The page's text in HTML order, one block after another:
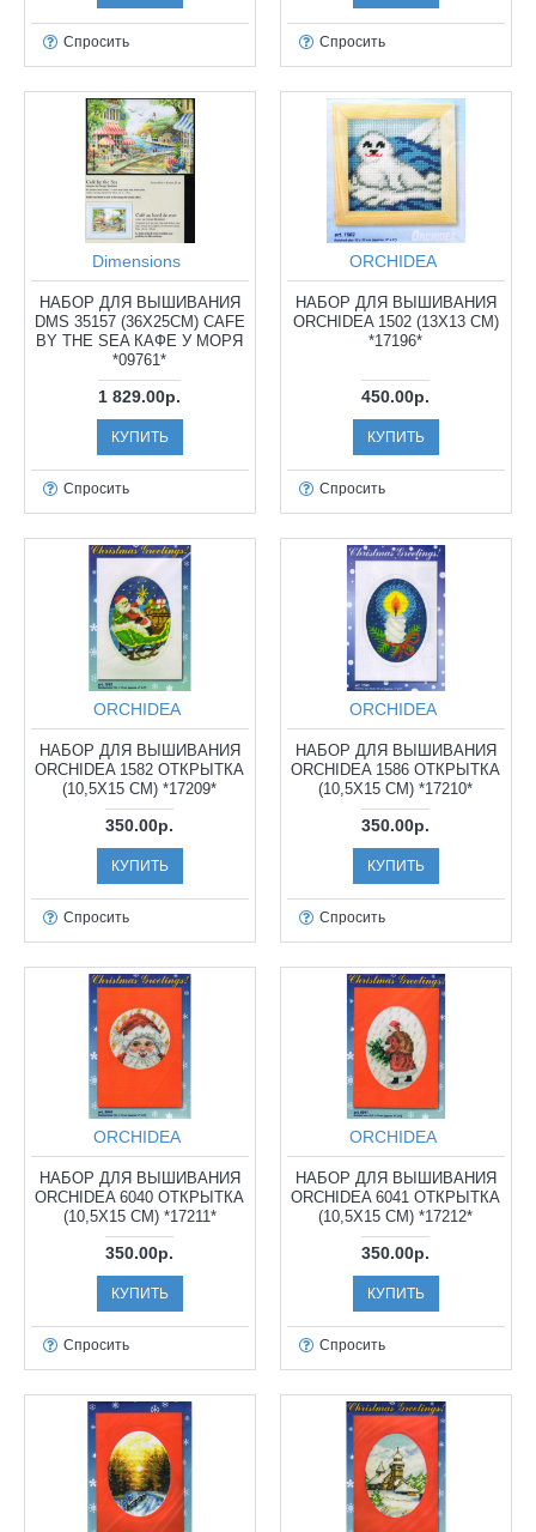
Спросить Спросить
Dimensions
НАБОР ДЛЯ ВЫШИВАНИЯ
DMS 35157 (36Х25СМ) CAFE
BY THE SEA КАФЕ У МОРЯ
*09761*
1 829.00р.
КУПИТЬ
Спросить
ORCHIDEA
НАБОР ДЛЯ ВЫШИВАНИЯ
ORCHIDEA 1502 (13Х13 СМ)
*17196*
450.00р.
КУПИТЬ
Спросить
ORCHIDEA
НАБОР ДЛЯ ВЫШИВАНИЯ
ORCHIDEA 1582 ОТКРЫТКА
(10,5Х15 СМ) *17209*
350.00р.
КУПИТЬ
Спросить
ORCHIDEA
НАБОР ДЛЯ ВЫШИВАНИЯ
ORCHIDEA 1586 ОТКРЫТКА
(10,5Х15 СМ) *17210*
350.00р.
КУПИТЬ
Спросить
ORCHIDEA
НАБОР ДЛЯ ВЫШИВАНИЯ
ORCHIDEA 6040 ОТКРЫТКА
(10,5Х15 СМ) *17211*
350.00р.
КУПИТЬ
Спросить
ORCHIDEA
НАБОР ДЛЯ ВЫШИВАНИЯ
ORCHIDEA 6041 ОТКРЫТКА
(10,5Х15 СМ) *17212*
350.00р.
КУПИТЬ
Спросить